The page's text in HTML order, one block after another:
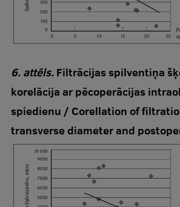
6. attēls.Filtrācijas spilventiņa
korelācija ar pēcoperācijas
spiedienu / Corellation of
transverse diameter and